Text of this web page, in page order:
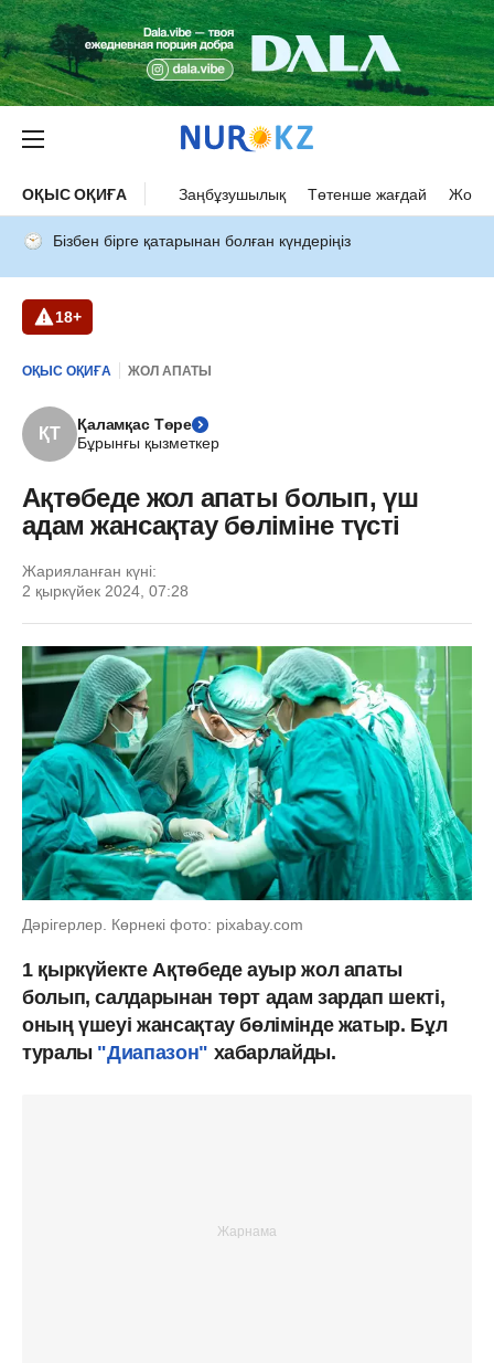
ОҚЫС ОҚИҒА Заңбұзушылық Төтенше жағдай Жол
Бізбен бірге қатарынан болған күндеріңіз
18+
ОҚЫС ОҚИҒА ЖОЛ АПАТЫ
ҚТ
Қаламқас Төре
Бұрынғы қызметкер
Ақтөбеде жол апаты болып, үш
адам жансақтау бөліміне түсті
Жарияланған күні:
2 қыркүйек 2024, 07:28
Дәрігерлер. Көрнекі фото: pixabay.com
1 қыркүйекте Ақтөбеде ауыр жол апаты
болып, салдарынан төрт адам зардап шекті,
оның үшеуі жансақтау бөлімінде жатыр. Бұл
туралы "Диапазон" хабарлайды.